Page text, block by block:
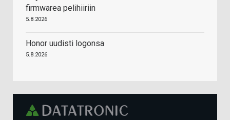
firmwarea pelihiiriin
5.8.2026
Honor uudisti logonsa
5.8.2026